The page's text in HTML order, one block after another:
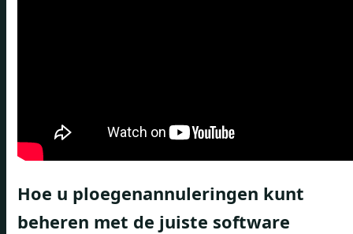
Hoe u ploegenannuleringen kunt
beheren met de juiste software